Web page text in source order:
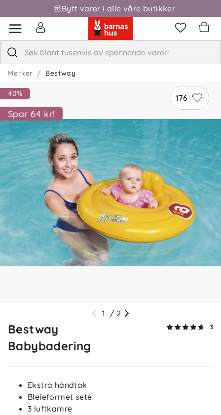
Bytt varer i alle våre butikker
Fri frakt over 1000,-
Merker Bestway
176
40%
Spar 64 kr!
1 / 2
Bestway 3
Babybadering
Ekstra håndtak
Bleieformet sete
3 luftkamre